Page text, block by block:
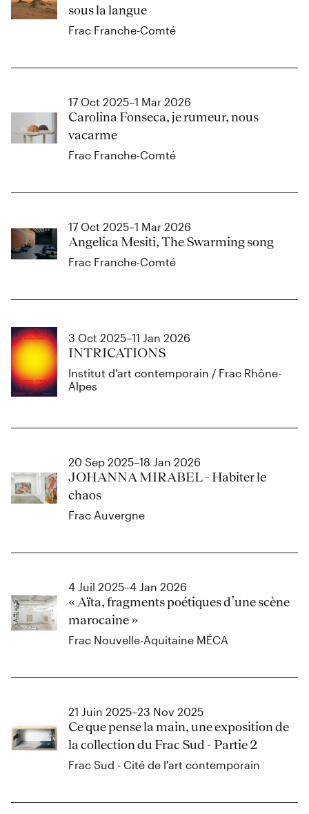
sous la langue
Frac Franche-Comté
17 Oct 2025–1 Mar 2026
Carolina Fonseca, je rumeur, nous
vacarme
Frac Franche-Comté
17 Oct 2025–1 Mar 2026
Angelica Mesiti, The Swarming song
Frac Franche-Comté
3 Oct 2025–11 Jan 2026
INTRICATIONS
Institut d'art contemporain / Frac Rhône-
Alpes
20 Sep 2025–18 Jan 2026
JOHANNA MIRABEL - Habiter le
chaos
Frac Auvergne
4 Juil 2025–4 Jan 2026
« Aïta, fragments poétiques d’une scène
marocaine »
Frac Nouvelle-Aquitaine MÉCA
21 Juin 2025–23 Nov 2025
Ce que pense la main, une exposition de
la collection du Frac Sud - Partie 2
Frac Sud - Cité de l'art contemporain